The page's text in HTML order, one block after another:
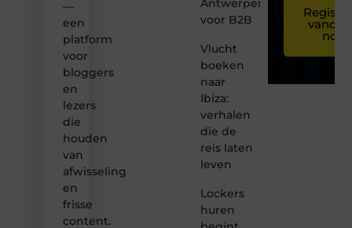
—
een
platform
voor
bloggers
en
lezers
die
houden
van
afwisseling
en
frisse
content.
Antwerpen
voor B2B
Vlucht
boeken
naar
Ibiza:
verhalen
die de
reis laten
leven
Lockers
huren
nog